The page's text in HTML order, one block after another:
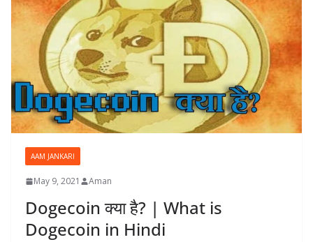
AAM JANKARI
May 9, 2021 Aman
Dogecoin क्या है? | What is
Dogecoin in Hindi